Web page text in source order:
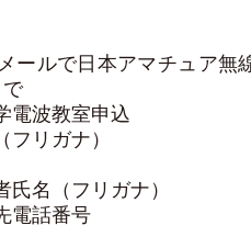
ールで日本アマチュア無
教室申込
ナ）
リガナ）
番号